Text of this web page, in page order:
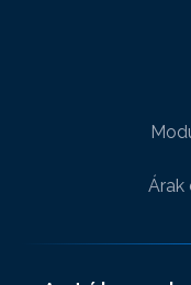
Árak